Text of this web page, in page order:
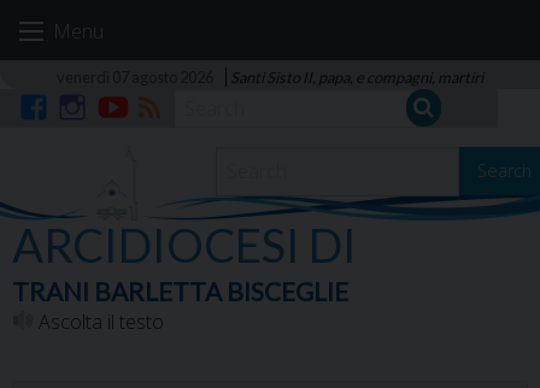
Menu
Santi Sisto II, papa, e compagni, martiri
Search
ARCIDIOCESI DI
TRANI BARLETTA BISCEGLIE
Ascolta il testo